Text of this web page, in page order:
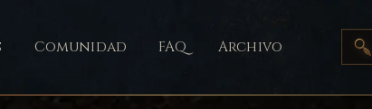
Comunidad FAQ Archivo